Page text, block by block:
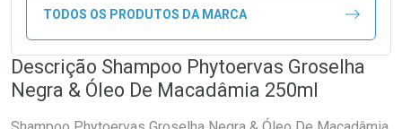
TODOS OS PRODUTOS DA MARCA
Descrição Shampoo Phytoervas Groselha
Negra & Óleo De Macadâmia 250ml